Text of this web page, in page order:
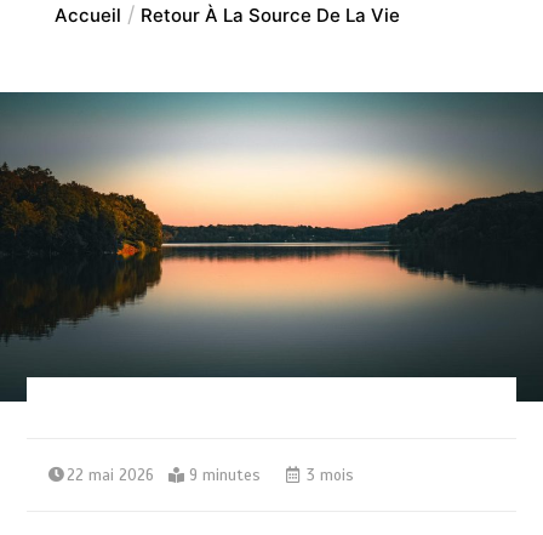
Accueil Retour À La Source De La Vie
22 mai 2026 9 minutes 3 mois